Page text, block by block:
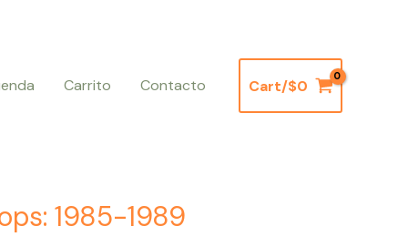
Carrito Contacto Cart/$0
1985-1989